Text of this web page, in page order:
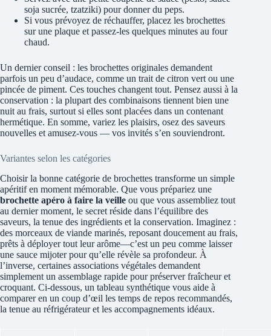
soja sucrée, tzatziki) pour donner du peps.
Si vous prévoyez de réchauffer, placez les brochettes
sur une plaque et passez-les quelques minutes au four
chaud.
Un dernier conseil : les brochettes originales demandent
parfois un peu d’audace, comme un trait de citron vert ou une
pincée de piment. Ces touches changent tout. Pensez aussi à la
conservation : la plupart des combinaisons tiennent bien une
nuit au frais, surtout si elles sont placées dans un contenant
hermétique. En somme, variez les plaisirs, osez des saveurs
nouvelles et amusez-vous — vos invités s’en souviendront.
Variantes selon les catégories
Choisir la bonne catégorie de brochettes transforme un simple
apéritif en moment mémorable. Que vous prépariez une
brochette apéro à faire la veille ou que vous assembliez tout
au dernier moment, le secret réside dans l’équilibre des
saveurs, la tenue des ingrédients et la conservation. Imaginez :
des morceaux de viande marinés, reposant doucement au frais,
prêts à déployer tout leur arôme—c’est un peu comme laisser
une sauce mijoter pour qu’elle révèle sa profondeur. À
l’inverse, certaines associations végétales demandent
simplement un assemblage rapide pour préserver fraîcheur et
croquant. Ci-dessous, un tableau synthétique vous aide à
comparer en un coup d’œil les temps de repos recommandés,
la tenue au réfrigérateur et les accompagnements idéaux.